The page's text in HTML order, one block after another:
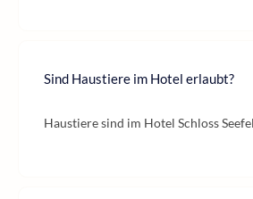
Sind Haustiere im Hotel erlaubt?
Haustiere sind im Hotel Schloss